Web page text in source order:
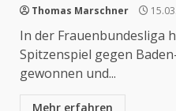
Thomas Marschner
In der Frauenbundesliga
Spitzenspiel gegen
gewonnen und...
Mehr erfahren